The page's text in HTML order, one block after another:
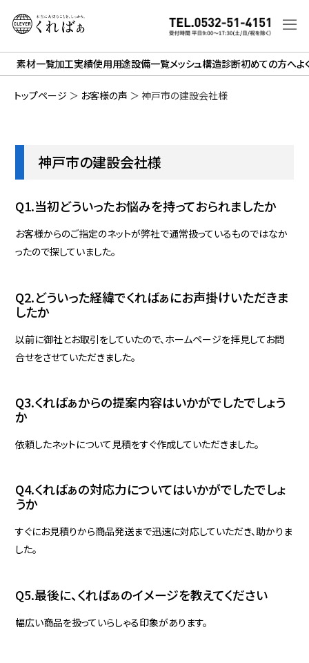
素材一覧加工実績使用用途設備一覧メッシュ構造診断初めての方へよ
トップページ ＞ お客様の声 ＞ 神戸市の建設会社様
神戸市の建設会社様
Q1.当初どういったお悩みを持っておられましたか
お客様からのご指定のネットが弊社で通常扱っているものではなか
ったので探していました。
Q2.どういった経緯でくればぁにお声掛けいただきま
したか
以前に御社とお取引をしていたので、ホームページを拝見してお問
合せをさせていただきました。
Q3.くればぁからの提案内容はいかがでしたでしょう
か
依頼したネットについて見積をすぐ作成していただきました。
Q4.くればぁの対応力についてはいかがでしたでしょ
うか
すぐにお見積りから商品発送まで迅速に対応していただき、助かりま
した。
Q5.最後に、くればぁのイメージを教えてください
幅広い商品を扱っていらしゃる印象があります。